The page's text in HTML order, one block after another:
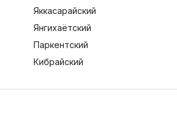
Яккасарайский
Янгихаётский
Паркентский
Кибрайский